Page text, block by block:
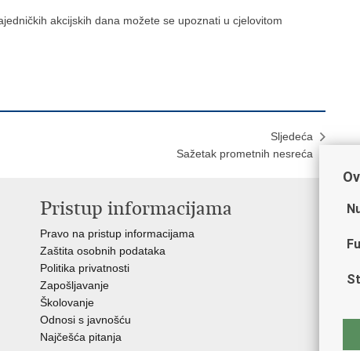
akcijskih dana možete se upoznati u cjelovitom
Sljedeća
Sažetak prometnih nesreća
Pristup informacijama
Pravo na pristup informacijama
Zaštita osobnih podataka
Politika privatnosti
Zapošljavanje
Školovanje
Odnosi s javnošću
Najčešća pitanja